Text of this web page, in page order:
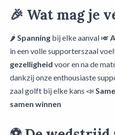
🎉 Wat mag je
🌶️ Spanning bij elke aanval 🎺
in een volle supporterszaal
gezelligheid voor en na de
dankzij onze enthousiaste
zaal golft bij elke kans 📣
samen winnen